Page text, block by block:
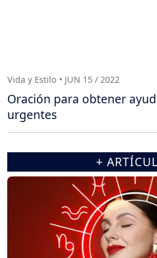
Vida y Estilo • JUN 15 / 2022
Oración para obtener
urgentes
+